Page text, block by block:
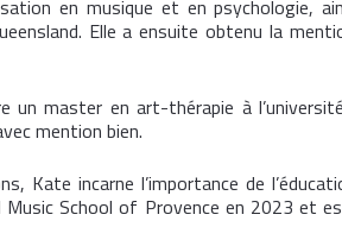
en musique et en psychologie,
Elle a ensuite obtenu la
un master en art-thérapie à
mention bien.
Kate incarne l’importance de
School of Provence en 2023 et